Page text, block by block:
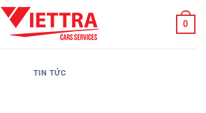
0
TIN TỨC